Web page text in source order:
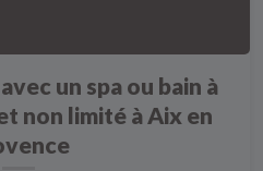
un spa ou bain à
non limité à Aix en